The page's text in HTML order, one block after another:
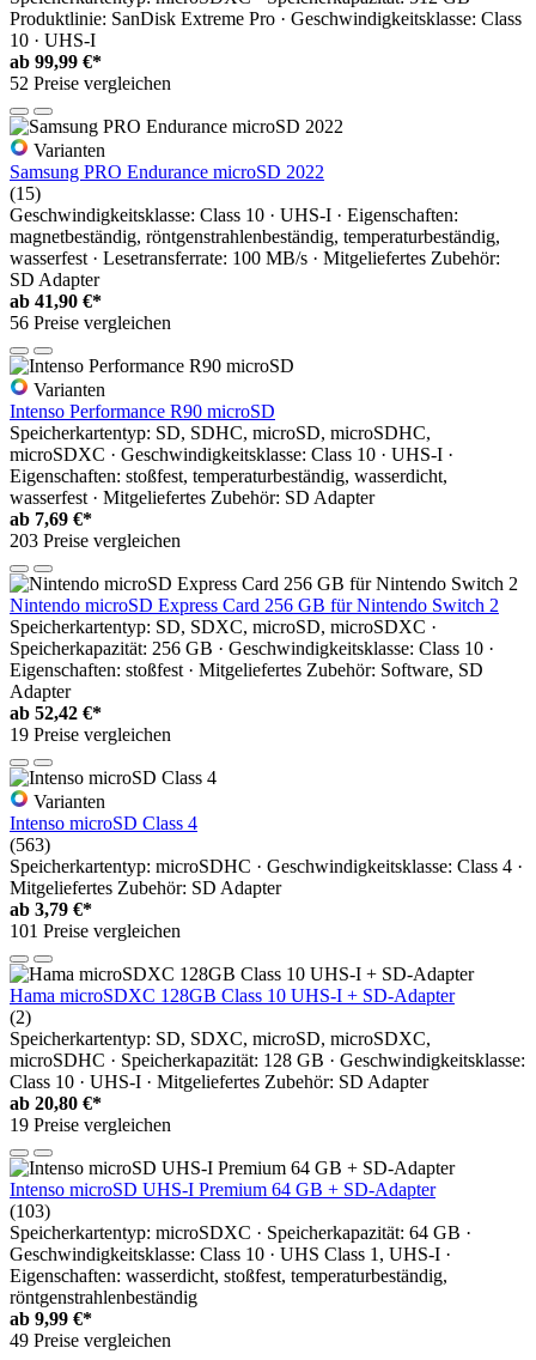
Produktlinie: SanDisk Extreme Pro · Geschwindigkeitsklasse: Class
10 · UHS-I
ab 99,99 €*
52 Preise vergleichen
Varianten
Samsung PRO Endurance microSD 2022
(15)
Geschwindigkeitsklasse: Class 10 · UHS-I · Eigenschaften:
magnetbeständig, röntgenstrahlenbeständig, temperaturbeständig,
wasserfest · Lesetransferrate: 100 MB/s · Mitgeliefertes Zubehör:
SD Adapter
ab 41,90 €*
56 Preise vergleichen
Varianten
Intenso Performance R90 microSD
Speicherkartentyp: SD, SDHC, microSD, microSDHC,
microSDXC · Geschwindigkeitsklasse: Class 10 · UHS-I ·
Eigenschaften: stoßfest, temperaturbeständig, wasserdicht,
wasserfest · Mitgeliefertes Zubehör: SD Adapter
ab 7,69 €*
203 Preise vergleichen
Nintendo microSD Express Card 256 GB für Nintendo Switch 2
Speicherkartentyp: SD, SDXC, microSD, microSDXC ·
Speicherkapazität: 256 GB · Geschwindigkeitsklasse: Class 10 ·
Eigenschaften: stoßfest · Mitgeliefertes Zubehör: Software, SD
Adapter
ab 52,42 €*
19 Preise vergleichen
Varianten
Intenso microSD Class 4
(563)
Speicherkartentyp: microSDHC · Geschwindigkeitsklasse: Class 4 ·
Mitgeliefertes Zubehör: SD Adapter
ab 3,79 €*
101 Preise vergleichen
Hama microSDXC 128GB Class 10 UHS-I + SD-Adapter
(2)
Speicherkartentyp: SD, SDXC, microSD, microSDXC,
microSDHC · Speicherkapazität: 128 GB · Geschwindigkeitsklasse:
Class 10 · UHS-I · Mitgeliefertes Zubehör: SD Adapter
ab 20,80 €*
19 Preise vergleichen
Intenso microSD UHS-I Premium 64 GB + SD-Adapter
(103)
Speicherkartentyp: microSDXC · Speicherkapazität: 64 GB ·
Geschwindigkeitsklasse: Class 10 · UHS Class 1, UHS-I ·
Eigenschaften: wasserdicht, stoßfest, temperaturbeständig,
röntgenstrahlenbeständig
ab 9,99 €*
49 Preise vergleichen